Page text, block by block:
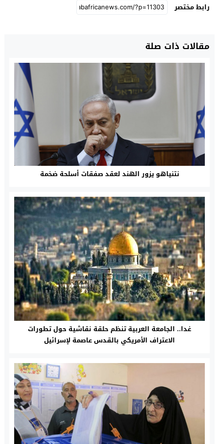
رابط مختصر
مقالات ذات صلة
نتنياهو يزور الهند لعقد صفقات أسلحة ضخمة
غدا.. الجامعة العربية تنظم حلقة نقاشية حول تطورات
الاعتراف الأمريكي بالقدس عاصمة لإسرائيل